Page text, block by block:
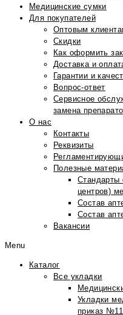
Медицинские сумки
Для покупателей
Оптовым
Скидки
Как оформить
Доставка и
Гарантии и
Вопрос-ответ
Сервисное
замена
О нас
Контакты
Реквизиты
Полезные
Стандарты
центров)
Состав
Состав
Вакансии
Menu
Каталог
Все укладки
Укладки
приказ